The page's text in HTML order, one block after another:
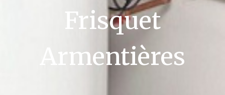
Frisquet
Armentières